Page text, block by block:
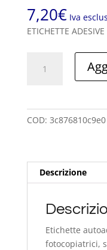
7,20€ Iva
ETICHETTE
ADESIVE
COD: 3c876810c9e0
Descrizione
Etichette
fotocopiatrici,